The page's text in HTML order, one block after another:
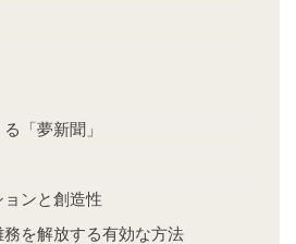
「夢新聞」
ンと創造性
を解放する有効な方法